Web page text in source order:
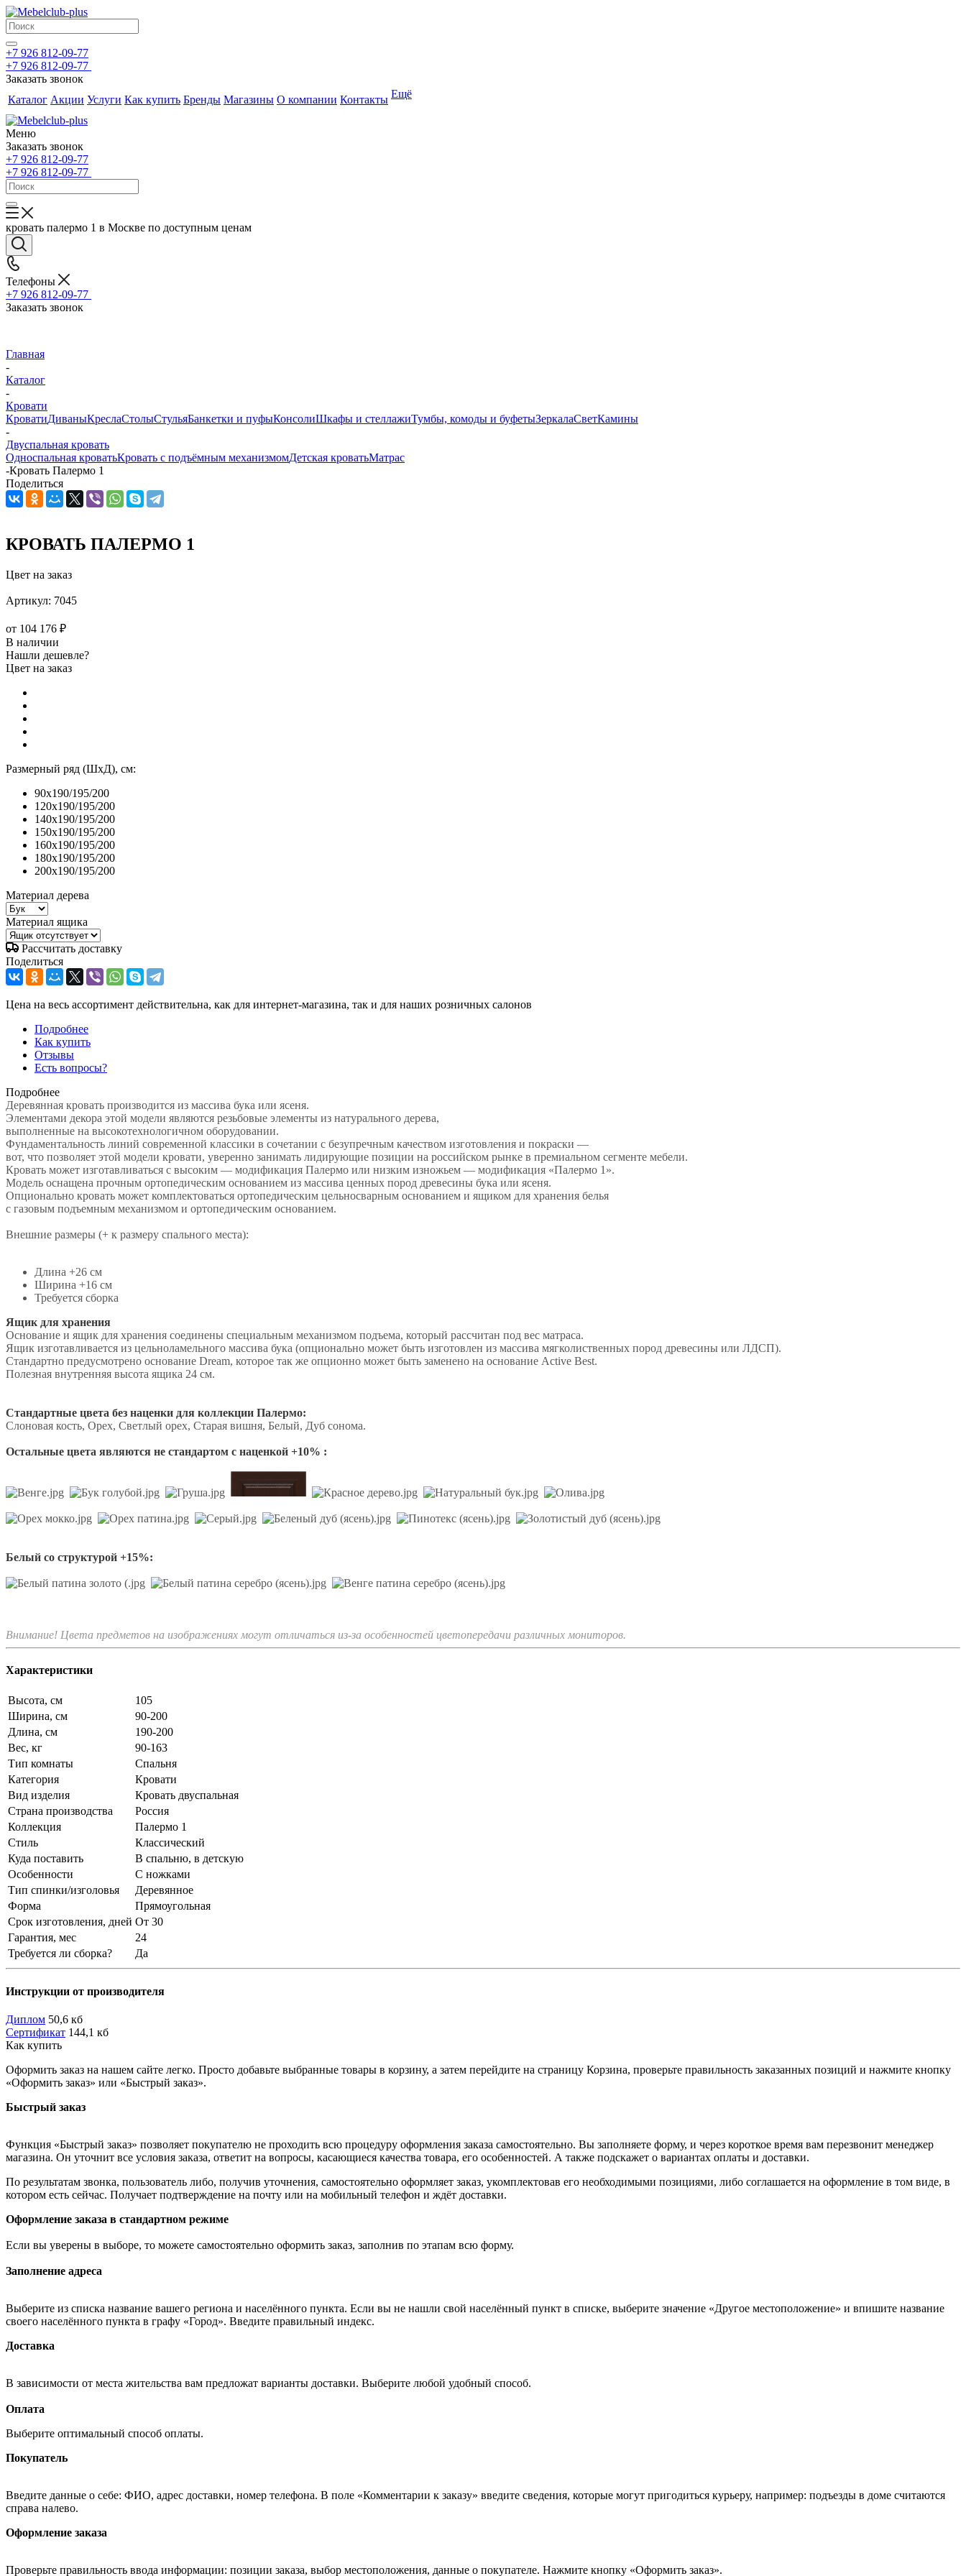
+7 926 812-09-77
+7 926 812-09-77
Заказать звонок
Каталог Акции Услуги Как купить Бренды Магазины О компании Контакты Ещё
Меню
Заказать звонок
+7 926 812-09-77
+7 926 812-09-77
кровать палермо 1 в Москве по доступным ценам
Телефоны
+7 926 812-09-77
Заказать звонок
Главная
-
Каталог
-
Кровати
КроватиДиваныКреслаСтолыСтульяБанкетки и пуфыКонсолиШкафы и стеллажиТумбы, комоды и буфетыЗеркалаСветКамины
-
Двуспальная кровать
Односпальная кроватьКровать с подъёмным механизмомДетская кроватьМатрас
-Кровать Палермо 1
Поделиться
КРОВАТЬ ПАЛЕРМО 1
Цвет на заказ
Артикул: 7045
от 104 176 ₽
В наличии
Нашли дешевле?
Цвет на заказ
Размерный ряд (ШхД), см:
90x190/195/200
120x190/195/200
140x190/195/200
150x190/195/200
160x190/195/200
180x190/195/200
200x190/195/200
Материал дерева
Материал ящика
Рассчитать доставку
Поделиться
Цена на весь ассортимент действительна, как для интернет-магазина, так и для наших розничных салонов
Подробнее
Как купить
Отзывы
Есть вопросы?
Подробнее
Деревянная кровать производится из массива бука или ясеня.
Элементами декора этой модели являются резьбовые элементы из натурального дерева,
выполненные на высокотехнологичном оборудовании.
Фундаментальность линий современной классики в сочетании с безупречным качеством изготовления и покраски —
вот, что позволяет этой модели кровати, уверенно занимать лидирующие позиции на российском рынке в премиальном сегменте мебели.
Кровать может изготавливаться с высоким — модификация Палермо или низким изножьем — модификация «Палермо 1».
Модель оснащена прочным ортопедическим основанием из массива ценных пород древесины бука или ясеня.
Опционально кровать может комплектоваться ортопедическим цельносварным основанием и ящиком для хранения белья
с газовым подъемным механизмом и ортопедическим основанием.
Внешние размеры (+ к размеру спального места):
Длина +26 см
Ширина +16 см
Требуется сборка
Ящик для хранения
Основание и ящик для хранения соединены специальным механизмом подъема, который рассчитан под вес матраса.
Ящик изготавливается из цельноламельного массива бука (опционально может быть изготовлен из массива мягколиственных пород древесины или ЛДСП).
Стандартно предусмотрено основание Dream, которое так же опционно может быть заменено на основание Active Best.
Полезная внутренняя высота ящика 24 см.
Стандартные цвета без наценки для коллекции Палермо:
Слоновая кость, Орех, Светлый орех, Старая вишня, Белый, Дуб сонома.
Остальные цвета являются не стандартом с наценкой +10% :
Белый со структурой +15%:
Внимание! Цвета предметов на изображениях могут отличаться из-за особенностей цветопередачи различных мониторов.
Характеристики
Высота, см
105
Ширина, см
90-200
Длина, см
190-200
Вес, кг
90-163
Тип комнаты
Спальня
Категория
Кровати
Вид изделия
Кровать двуспальная
Страна производства
Россия
Коллекция
Палермо 1
Стиль
Классический
Куда поставить
В спальню, в детскую
Особенности
С ножками
Тип спинки/изголовья
Деревянное
Форма
Прямоугольная
Срок изготовления, дней От 30
Гарантия, мес
24
Требуется ли сборка?
Да
Инструкции от производителя
Диплом 50,6 кб
Сертификат 144,1 кб
Как купить
Оформить заказ на нашем сайте легко. Просто добавьте выбранные товары в корзину, а затем перейдите на страницу Корзина, проверьте правильность заказанных позиций и нажмите кнопку
«Оформить заказ» или «Быстрый заказ».
Быстрый заказ
Функция «Быстрый заказ» позволяет покупателю не проходить всю процедуру оформления заказа самостоятельно. Вы заполняете форму, и через короткое время вам перезвонит менеджер
магазина. Он уточнит все условия заказа, ответит на вопросы, касающиеся качества товара, его особенностей. А также подскажет о вариантах оплаты и доставки.
По результатам звонка, пользователь либо, получив уточнения, самостоятельно оформляет заказ, укомплектовав его необходимыми позициями, либо соглашается на оформление в том виде, в
котором есть сейчас. Получает подтверждение на почту или на мобильный телефон и ждёт доставки.
Оформление заказа в стандартном режиме
Если вы уверены в выборе, то можете самостоятельно оформить заказ, заполнив по этапам всю форму.
Заполнение адреса
Выберите из списка название вашего региона и населённого пункта. Если вы не нашли свой населённый пункт в списке, выберите значение «Другое местоположение» и впишите название
своего населённого пункта в графу «Город». Введите правильный индекс.
Доставка
В зависимости от места жительства вам предложат варианты доставки. Выберите любой удобный способ.
Оплата
Выберите оптимальный способ оплаты.
Покупатель
Введите данные о себе: ФИО, адрес доставки, номер телефона. В поле «Комментарии к заказу» введите сведения, которые могут пригодиться курьеру, например: подъезды в доме считаются
справа налево.
Оформление заказа
Проверьте правильность ввода информации: позиции заказа, выбор местоположения, данные о покупателе. Нажмите кнопку «Оформить заказ».